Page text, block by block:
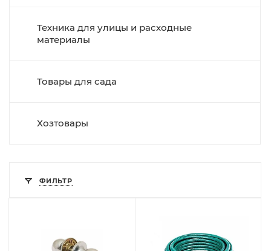
Техника для улицы и расходные
материалы
Товары для сада
Хозтовары
ФИЛЬТР